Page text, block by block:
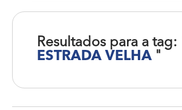
Resultados para a tag:
ESTRADA VELHA "